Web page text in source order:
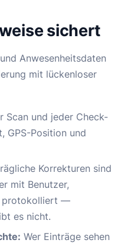
sichert
Anwesenheitsdaten
mit lückenloser
Scan und jeder Check-
GPS-Position und
Korrekturen sind
mit Benutzer,
protokolliert —
es nicht.
Wer Einträge sehen